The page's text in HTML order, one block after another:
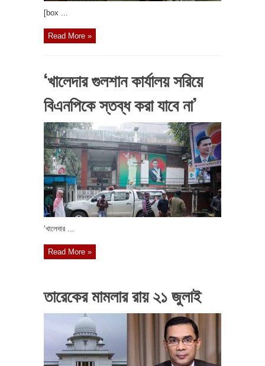
[box ...
Read More »
‘খালেদার গুলশান কার্যালয় সরিয়ে
বিএনপিকে স্তব্ধ করা যাবে না’
‘খালেদার ...
Read More »
তারেকের মামলার রায় ২১ জুলাই